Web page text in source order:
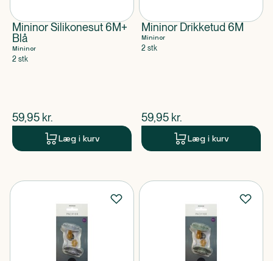
Mininor Silikonesut 6M+
Blå
Mininor
2 stk
$nuværende pris
59,95 kr.
Læg i kurv
Mininor Drikketud 6M
Mininor
2 stk
$nuværende pris
59,95 kr.
Læg i kurv